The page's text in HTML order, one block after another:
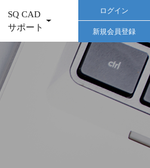
SQ CAD
サポート
ログイン
新規会員登録